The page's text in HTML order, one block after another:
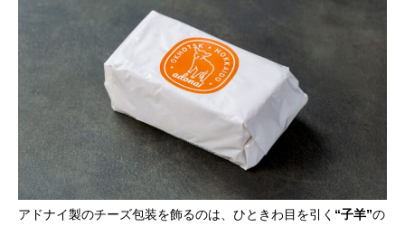
アドナイ製のチーズ包装を飾るのは、ひときわ目を引く “子羊”の